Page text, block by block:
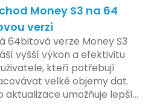
a ochranu spotřebitelů,
orgány různých zemí jsou
a sledují vývoj celého
velmi bedlivě. Vedení
zatím neposkytlo
informace o
záměrech či časové
této technologie.
prostředí. Uživatelé
předem se seznámit s
a tím lépe připravit
na oficiální zavedení
systému.
Money S3 na 64
verzi
64bitová verze Money S3
vyšší výkon a efektivitu
kteří potřebují
velké objemy dat.
aktualizace umožňuje lepší